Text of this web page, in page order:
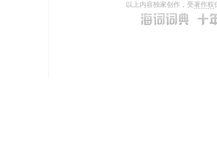
以上内容独家创作，受著作权